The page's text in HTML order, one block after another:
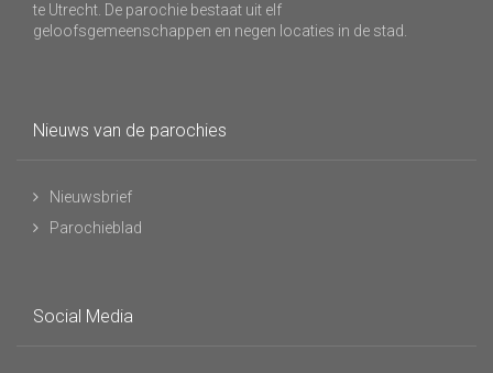
te Utrecht. De parochie bestaat uit elf
geloofsgemeenschappen en negen locaties in de stad.
Nieuws van de parochies
Nieuwsbrief
Parochieblad
Social Media